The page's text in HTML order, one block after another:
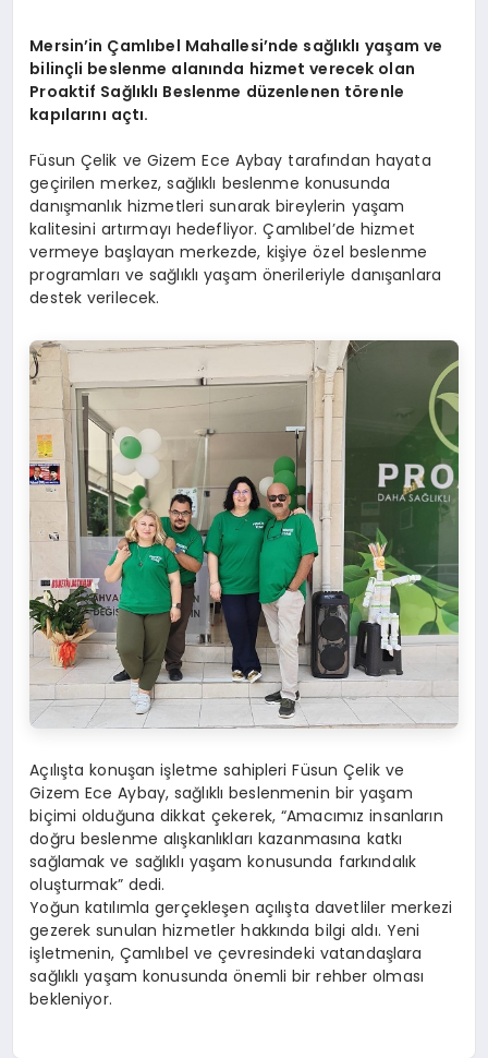
Mersin’in Çamlıbel Mahallesi’nde sağlıklı yaşam ve
bilinçli beslenme alanında hizmet verecek olan
Proaktif Sağlıklı Beslenme düzenlenen törenle
kapılarını açtı.
Füsun Çelik ve Gizem Ece Aybay tarafından hayata
geçirilen merkez, sağlıklı beslenme konusunda
danışmanlık hizmetleri sunarak bireylerin yaşam
kalitesini artırmayı hedefliyor. Çamlıbel’de hizmet
vermeye başlayan merkezde, kişiye özel beslenme
programları ve sağlıklı yaşam önerileriyle danışanlara
destek verilecek.
Açılışta konuşan işletme sahipleri Füsun Çelik ve
Gizem Ece Aybay, sağlıklı beslenmenin bir yaşam
biçimi olduğuna dikkat çekerek, “Amacımız insanların
doğru beslenme alışkanlıkları kazanmasına katkı
sağlamak ve sağlıklı yaşam konusunda farkındalık
oluşturmak” dedi.
Yoğun katılımla gerçekleşen açılışta davetliler merkezi
gezerek sunulan hizmetler hakkında bilgi aldı. Yeni
işletmenin, Çamlıbel ve çevresindeki vatandaşlara
sağlıklı yaşam konusunda önemli bir rehber olması
bekleniyor.